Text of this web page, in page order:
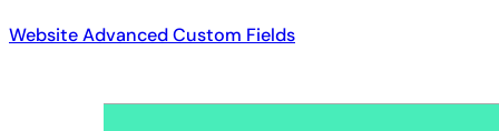
Website Advanced Custom Fields